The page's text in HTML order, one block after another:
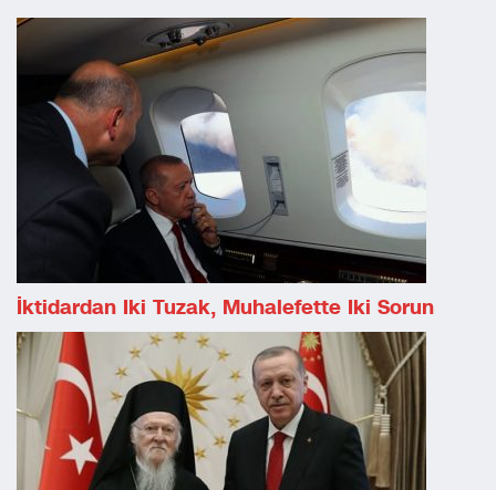
İktidardan Iki Tuzak, Muhalefette Iki Sorun